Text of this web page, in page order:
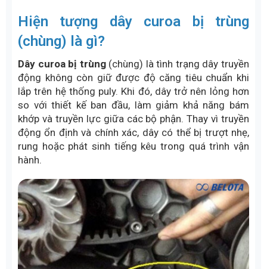
Hiện tượng dây curoa bị trùng
(chùng) là gì?
Dây curoa bị trùng(chùng) là tình trạng dây truyền
động không còn giữ được độ căng tiêu chuẩn khi
lắp trên hệ thống puly. Khi đó, dây trở nên lỏng hơn
so với thiết kế ban đầu, làm giảm khả năng bám
khớp và truyền lực giữa các bộ phận. Thay vì truyền
động ổn định và chính xác, dây có thể bị trượt nhẹ,
rung hoặc phát sinh tiếng kêu trong quá trình vận
hành.